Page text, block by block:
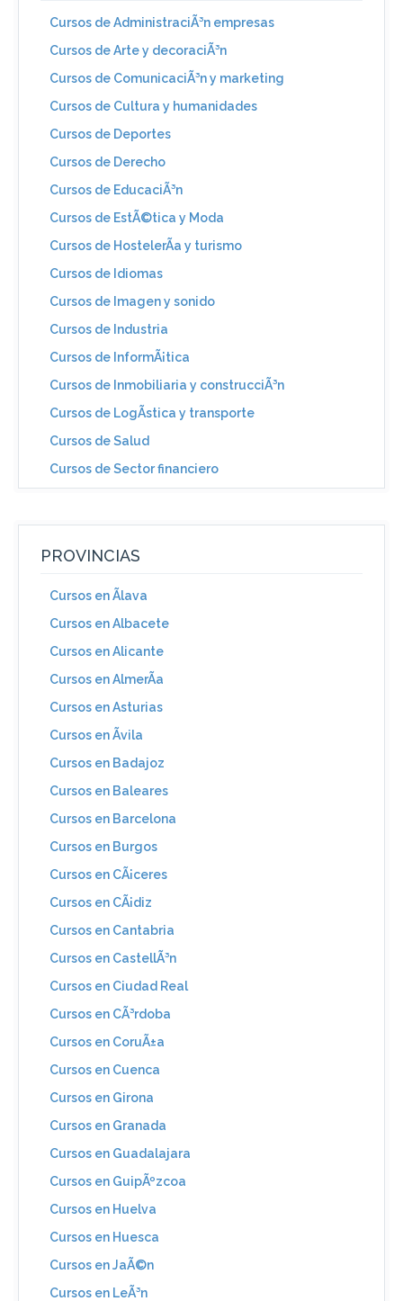
Cursos de AdministraciÃ³n empresas
Cursos de Arte y decoraciÃ³n
Cursos de ComunicaciÃ³n y marketing
Cursos de Cultura y humanidades
Cursos de Deportes
Cursos de Derecho
Cursos de EducaciÃ³n
Cursos de EstÃ©tica y Moda
Cursos de HostelerÃ­a y turismo
Cursos de Idiomas
Cursos de Imagen y sonido
Cursos de Industria
Cursos de InformÃ¡tica
Cursos de Inmobiliaria y construcciÃ³n
Cursos de LogÃ­stica y transporte
Cursos de Salud
Cursos de Sector financiero
PROVINCIAS
Cursos en Ãlava
Cursos en Albacete
Cursos en Alicante
Cursos en AlmerÃ­a
Cursos en Asturias
Cursos en Ãvila
Cursos en Badajoz
Cursos en Baleares
Cursos en Barcelona
Cursos en Burgos
Cursos en CÃ¡ceres
Cursos en CÃ¡diz
Cursos en Cantabria
Cursos en CastellÃ³n
Cursos en Ciudad Real
Cursos en CÃ³rdoba
Cursos en CoruÃ±a
Cursos en Cuenca
Cursos en Girona
Cursos en Granada
Cursos en Guadalajara
Cursos en GuipÃºzcoa
Cursos en Huelva
Cursos en Huesca
Cursos en JaÃ©n
Cursos en LeÃ³n